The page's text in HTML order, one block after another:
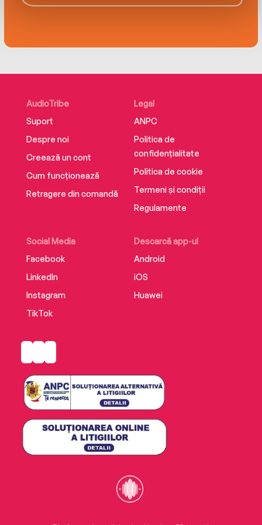
AudioTribe
Suport
Despre noi
Creează un cont
Cum funcționează
Retragere din comandă
Social Media
Facebook
LinkedIn
Instagram
TikTok
Descarcă app-ul
Android
iOS
Huawei
Legal
ANPC
Politica de
confidențialitate
Politica de cookie
Termeni și condiții
Regulamente